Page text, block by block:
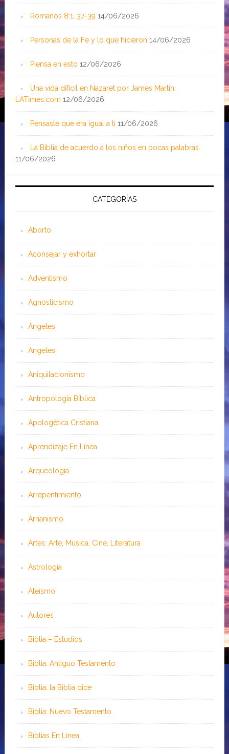
Romanos 8:1, 37-39 14/06/2026
Personas de la Fe y lo que hicieron 14/06/2026
Piensa en esto 12/06/2026
Una vida difícil en Nazaret por James Martin;
LATimes.com 12/06/2026
Pensaste que era igual a ti 11/06/2026
La Biblia de acuerdo a los niños en pocas palabras
11/06/2026
CATEGORÍAS
Aborto
Aconsejar y exhortar
Adventismo
Agnosticismo
Ángeles
Angeles
Aniquilacionismo
Antropología Bíblica
Apologética Cristiana
Aprendizaje En Línea
Arqueología
Arrepentimiento
Arrianismo
Artes: Arte, Música, Cine, Literatura
Astrología
Ateísmo
Autores
Biblia – Estudios
Biblia: Antiguo Testamento
Biblia: la Biblia dice
Biblia: Nuevo Testamento
Bíblias En Línea